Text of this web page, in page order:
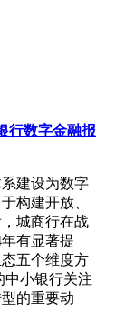
行数字金融报
建设为数字
构建开放、
城商行在战
有显著提
五个维度方
中小银行关注
的重要动